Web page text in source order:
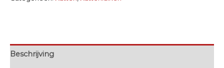
Beschrijving